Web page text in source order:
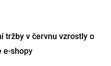
tržby v červnu vzrostly o
e-shopy